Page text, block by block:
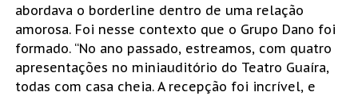
abordava o borderline dentro de uma relação
amorosa. Foi nesse contexto que o Grupo Dano foi
formado. “No ano passado, estreamos, com quatro
apresentações no miniauditório do Teatro Guaíra,
todas com casa cheia. A recepção foi incrível, e